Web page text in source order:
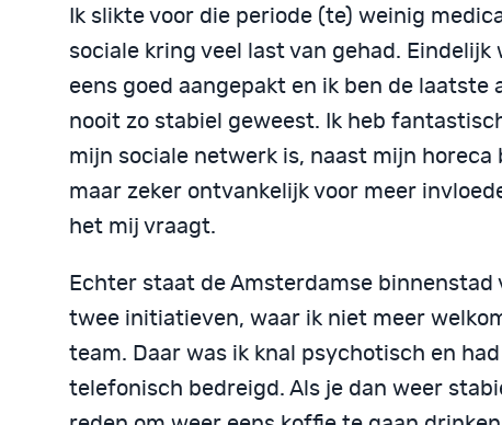
Ik slikte voor die periode (te) weinig
sociale kring veel last van gehad.
eens goed aangepakt en ik ben de laatste
nooit zo stabiel geweest. Ik heb
mijn sociale netwerk is, naast mijn horeca
maar zeker ontvankelijk voor meer
het mij vraagt.
Echter staat de Amsterdamse binnenstad
twee initiatieven, waar ik niet meer
team. Daar was ik knal psychotisch en
telefonisch bedreigd. Als je dan weer